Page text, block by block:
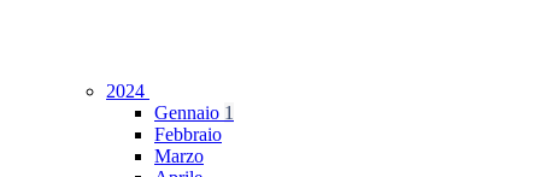
2024
Gennaio 1
Febbraio
Marzo